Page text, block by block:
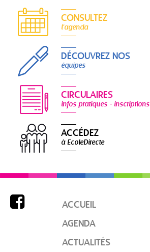
CONSULTEZ
l'agenda
DÉCOUVREZ NOS
équipes
CIRCULAIRES
infos pratiques - inscriptions
ACCÉDEZ
à EcoleDirecte

ACCUEIL
AGENDA
ACTUALITÉS